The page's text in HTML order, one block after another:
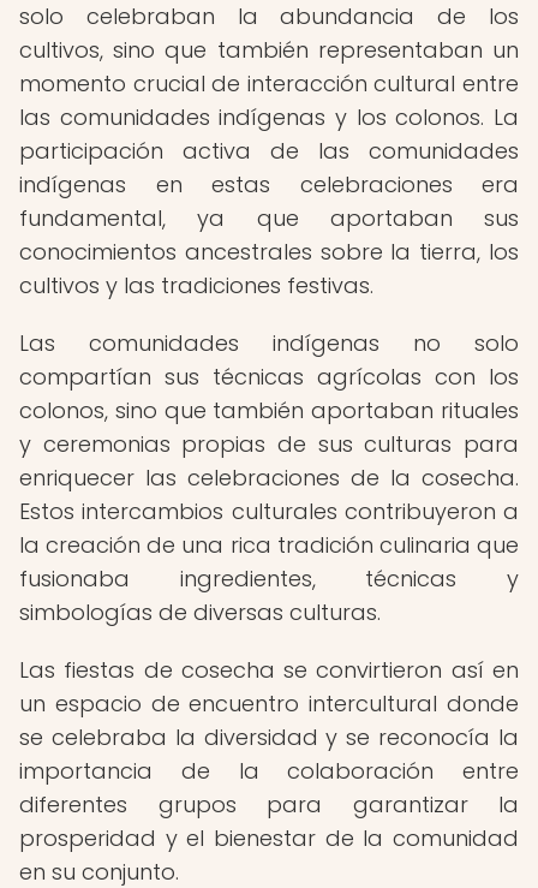
solo celebraban la abundancia de los
cultivos, sino que también representaban un
momento crucial de interacción cultural entre
las comunidades indígenas y los colonos. La
participación activa de las comunidades
indígenas en estas celebraciones era
fundamental, ya que aportaban sus
conocimientos ancestrales sobre la tierra, los
cultivos y las tradiciones festivas.
Las comunidades indígenas no solo
compartían sus técnicas agrícolas con los
colonos, sino que también aportaban rituales
y ceremonias propias de sus culturas para
enriquecer las celebraciones de la cosecha.
Estos intercambios culturales contribuyeron a
la creación de una rica tradición culinaria que
fusionaba ingredientes, técnicas y
simbologías de diversas culturas.
Las fiestas de cosecha se convirtieron así en
un espacio de encuentro intercultural donde
se celebraba la diversidad y se reconocía la
importancia de la colaboración entre
diferentes grupos para garantizar la
prosperidad y el bienestar de la comunidad
en su conjunto.